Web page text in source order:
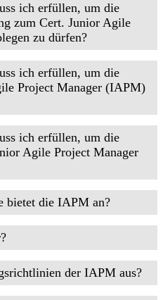
ich erfüllen, um die
zum Cert. Junior Agile
zu dürfen?
ich erfüllen, um die
Project Manager (IAPM)
ich erfüllen, um die
Agile Project Manager
bietet die IAPM an?
der IAPM aus?